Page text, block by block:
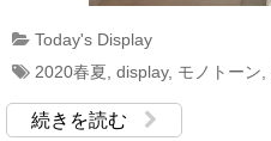
Today's Display
2020春夏 display, モノトーン
続きを読む